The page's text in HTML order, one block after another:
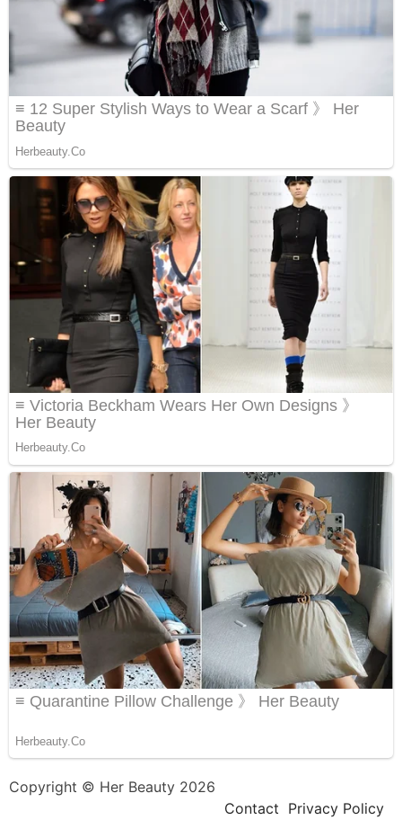
Copyright © Her Beauty 2026
Contact Privacy Policy